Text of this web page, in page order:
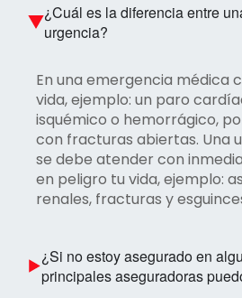
¿Cuál es la diferencia entre
urgencia?
En una emergencia médica
vida, ejemplo: un paro
isquémico o hemorrágico,
con fracturas abiertas. Una
se debe atender con
en peligro tu vida, ejemplo:
renales, fracturas y
¿Si no estoy asegurado en
principales aseguradoras